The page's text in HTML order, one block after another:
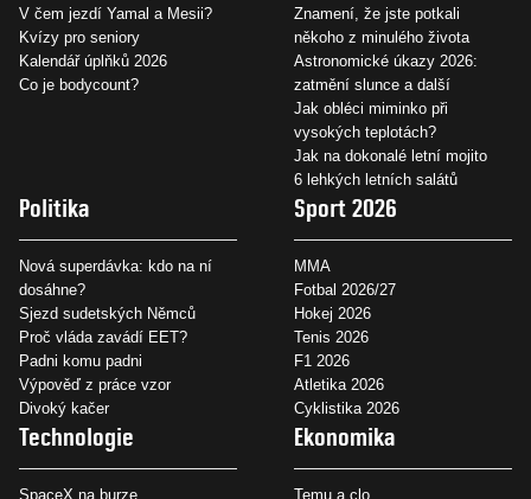
V čem jezdí Yamal a Mesii?
Kvízy pro seniory
Kalendář úplňků 2026
Co je bodycount?
Znamení, že jste potkali
někoho z minulého života
Astronomické úkazy 2026:
zatmění slunce a další
Jak obléci miminko při
vysokých teplotách?
Jak na dokonalé letní mojito
6 lehkých letních salátů
Politika
Nová superdávka: kdo na ní
dosáhne?
Sjezd sudetských Němců
Proč vláda zavádí EET?
Padni komu padni
Výpověď z práce vzor
Divoký kačer
Sport 2026
MMA
Fotbal 2026/27
Hokej 2026
Tenis 2026
F1 2026
Atletika 2026
Cyklistika 2026
Technologie
SpaceX na burze
Ekonomika
Temu a clo